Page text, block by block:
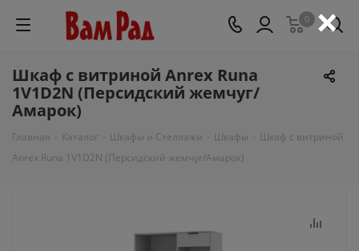
0
Шкаф с витриной Anrex Runa
1V1D2N (Персидский жемчуг/
Амарок)
Главная - Каталог - Шкафы и Стеллажи - Шкафы - Шкаф с витриной
Anrex Runa 1V1D2N (Персидский жемчуг/Амарок)
×